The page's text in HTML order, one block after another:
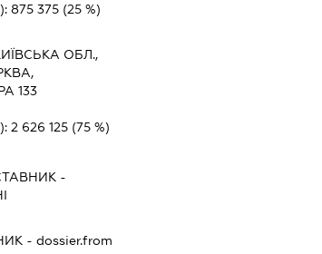
875 375(25 %)
ОБЛ.,
133
2 626 125(75 %)
-
- dossier.from